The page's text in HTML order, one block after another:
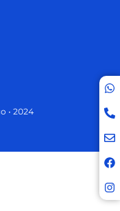
• 2024